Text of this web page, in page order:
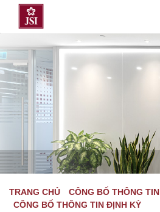
content
TRANG CHỦ
CÔNG BỐ THÔNG TIN
CÔNG BỐ THÔNG TIN ĐỊNH KỲ